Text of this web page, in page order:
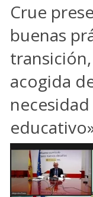
Crue
buenas
acogida